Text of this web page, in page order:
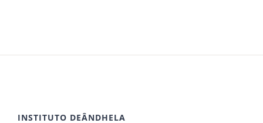
INSTITUTO DEÂNDHELA